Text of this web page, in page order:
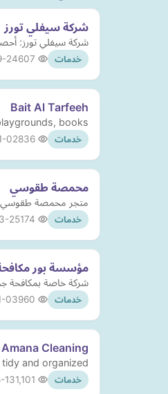
شركة سيفلي تورز
شركة سيفلي تورز:
خدمات 24
Bait Al Tarfeeh
books.
خدمات 02
محمصة طقوسي
متجر محمصة طقوسي TGOSI وجهتك لقهوة فاخرة منتقاة بعناية وأدوات تحفيز الإبداع والطقوس اكتشف أجود محاصيل القهوة الفاخرة مكائن التحضير الاحترافية
خدمات 25
مؤسسة بور
شركة خاصة بمكافحة
خدمات 03
Amana Cleaning
and organized.
خدمات 13